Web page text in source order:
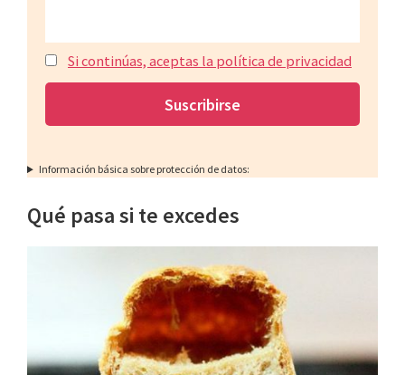
Si continúas, aceptas la política de privacidad
Información básica sobre protección de datos:
Qué pasa si te excedes